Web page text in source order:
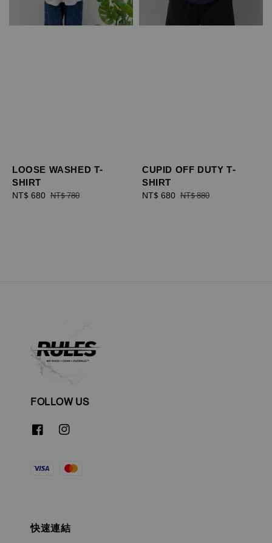
LOOSE WASHED T-
SHIRT
Sale
NT$ 680 Regular
NT$ 780
CUPID OFF DUTY T-
SHIRT
Sale
NT$ 680 Regular
NT$ 880
FOLLOW US
快速連結